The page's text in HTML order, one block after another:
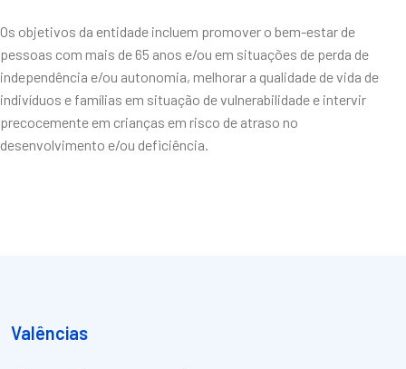
Os objetivos da entidade incluem promover o bem-estar de
pessoas com mais de 65 anos e/ou em situações de perda de
independência e/ou autonomia, melhorar a qualidade de vida de
indivíduos e famílias em situação de vulnerabilidade e intervir
precocemente em crianças em risco de atraso no
desenvolvimento e/ou deficiência.
Valências